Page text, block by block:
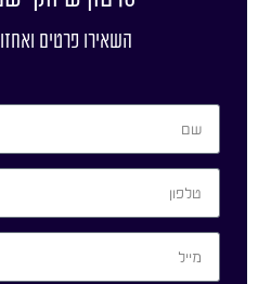
השאירו פרטים